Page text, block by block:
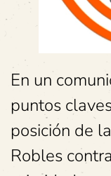
En un
puntos
posición de
Robles